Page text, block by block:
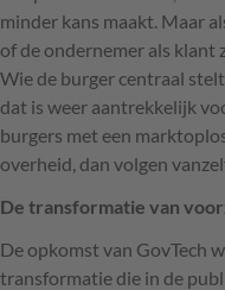
minder kans maakt. Maar
of de ondernemer als klant
Wie de burger centraal
dat is weer aantrekkelijk
burgers met een
overheid, dan volgen
De transformatie van
De opkomst van GovTech
transformatie die in de